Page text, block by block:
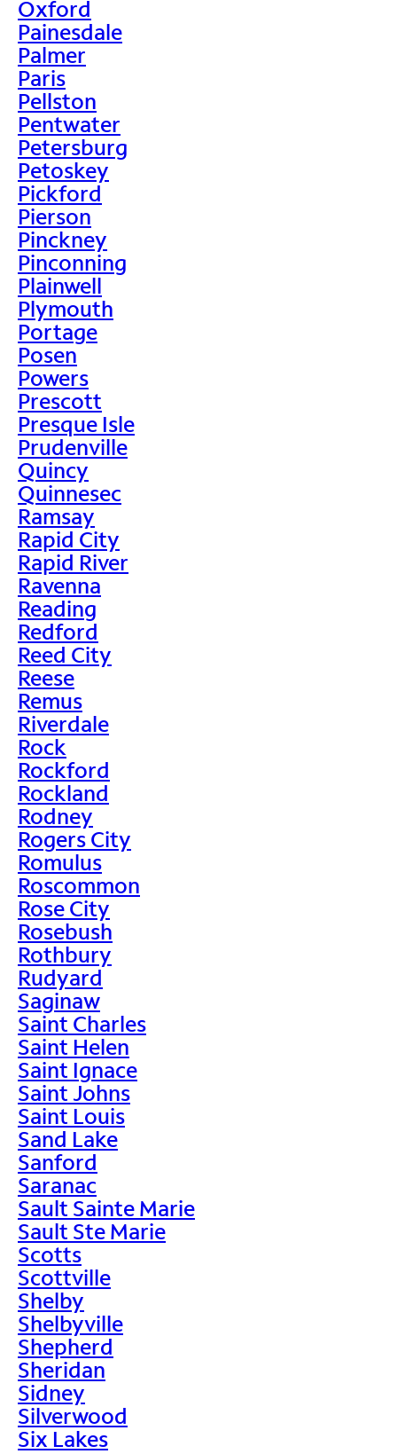
Oxford
Painesdale
Palmer
Paris
Pellston
Pentwater
Petersburg
Petoskey
Pickford
Pierson
Pinckney
Pinconning
Plainwell
Plymouth
Portage
Posen
Powers
Prescott
Presque Isle
Prudenville
Quincy
Quinnesec
Ramsay
Rapid City
Rapid River
Ravenna
Reading
Redford
Reed City
Reese
Remus
Riverdale
Rock
Rockford
Rockland
Rodney
Rogers City
Romulus
Roscommon
Rose City
Rosebush
Rothbury
Rudyard
Saginaw
Saint Charles
Saint Helen
Saint Ignace
Saint Johns
Saint Louis
Sand Lake
Sanford
Saranac
Sault Sainte Marie
Sault Ste Marie
Scotts
Scottville
Shelby
Shelbyville
Shepherd
Sheridan
Sidney
Silverwood
Six Lakes